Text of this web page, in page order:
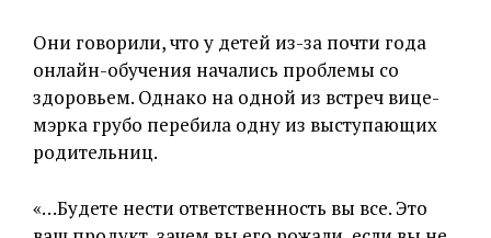
Они говорили, что у детей из-за почти года
онлайн-обучения начались проблемы со
здоровьем. Однако на одной из встреч вице-
мэрка грубо перебила одну из выступающих
родительниц.
«…Будете нести ответственность вы все. Это